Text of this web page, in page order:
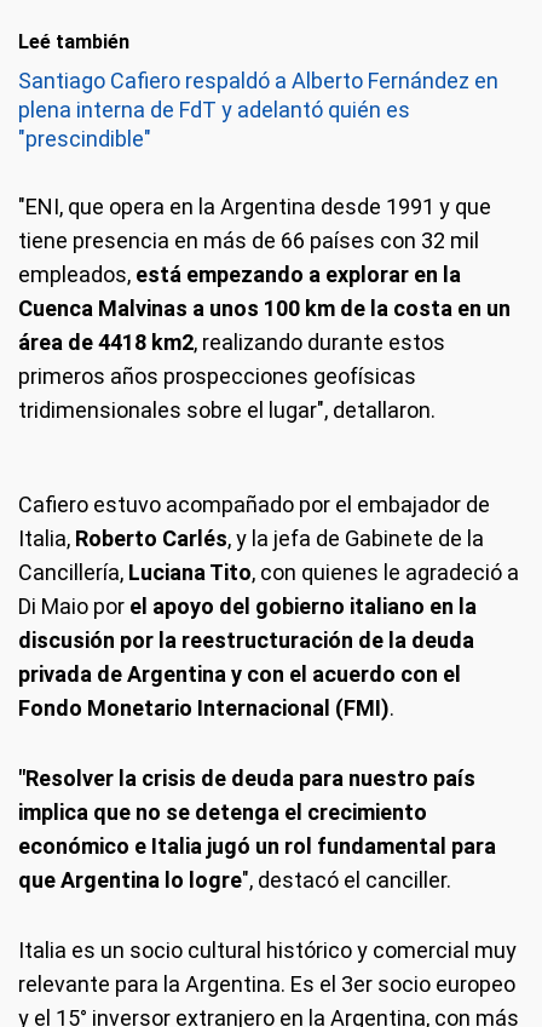
Leé también
Santiago Cafiero respaldó a Alberto Fernández en
plena interna de FdT y adelantó quién es
"prescindible"
"ENI, que opera en la Argentina desde 1991 y que
tiene presencia en más de 66 países con 32 mil
empleados, está empezando a explorar en la
Cuenca Malvinas a unos 100 km de la costa en un
área de 4418 km2, realizando durante estos
primeros años prospecciones geofísicas
tridimensionales sobre el lugar", detallaron.
Cafiero estuvo acompañado por el embajador de
Italia, Roberto Carlés, y la jefa de Gabinete de la
Cancillería, Luciana Tito, con quienes le agradeció a
Di Maio por el apoyo del gobierno italiano en la
discusión por la reestructuración de la deuda
privada de Argentina y con el acuerdo con el
Fondo Monetario Internacional (FMI).
"Resolver la crisis de deuda para nuestro país
implica que no se detenga el crecimiento
económico e Italia jugó un rol fundamental para
que Argentina lo logre", destacó el canciller.
Italia es un socio cultural histórico y comercial muy
relevante para la Argentina. Es el 3er socio europeo
y el 15° inversor extranjero en la Argentina, con más